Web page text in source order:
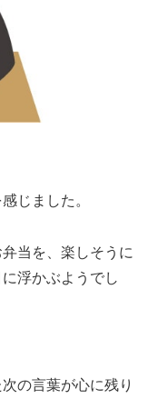
じました。
当を、楽しそうに
浮かぶようでし
の言葉が心に残り